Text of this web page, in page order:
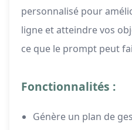
personnalisé pour
ligne et atteindre vos
ce que le prompt peut
Fonctionnalités :
Génère un plan de